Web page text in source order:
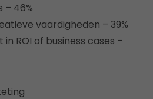
– 46%
vaardigheden – 39%
ROI of business cases –